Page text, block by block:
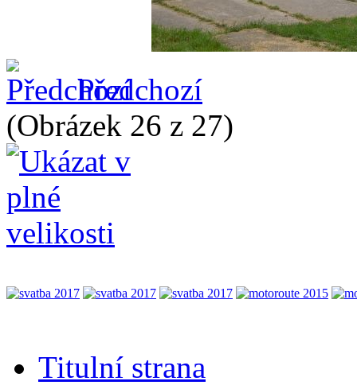
Předchozí
(Obrázek 26 z 27)
Titulní strana